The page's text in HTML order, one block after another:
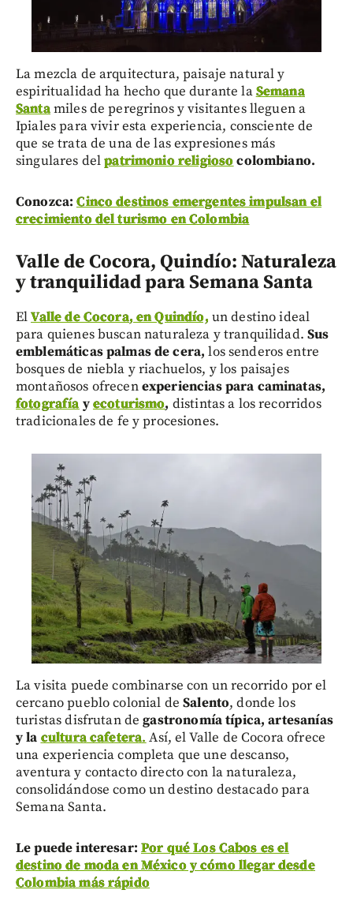
La mezcla de arquitectura, paisaje natural y
espiritualidad ha hecho que durante laSemana
Santamiles de peregrinos y visitantes lleguen a
Ipiales para vivir esta experiencia, consciente de
que se trata de una de las expresiones más
singulares delpatrimonio religiosocolombiano.
Conozca:Cinco destinos emergentes impulsan el
crecimiento del turismo en Colombia
Valle de Cocora, Quindío: Naturaleza
y tranquilidad para Semana Santa
ElValle de Cocora, en Quindío, un destino ideal
para quienes buscan naturaleza y tranquilidad.Sus
emblemáticas palmas de cera, los senderos entre
bosques de niebla y riachuelos, y los paisajes
montañosos ofrecenexperiencias para caminatas,
fotografía yecoturismo, distintas a los recorridos
tradicionales de fe y procesiones.
La visita puede combinarse con un recorrido por el
cercano pueblo colonial deSalento, donde los
turistas disfrutan degastronomía típica, artesanías
y lacultura cafetera.Así, el Valle de Cocora ofrece
una experiencia completa que une descanso,
aventura y contacto directo con la naturaleza,
consolidándose como un destino destacado para
Semana Santa.
Le puede interesar: Por qué Los Cabos es el
destino de moda en México y cómo llegar desde
Colombia más rápido